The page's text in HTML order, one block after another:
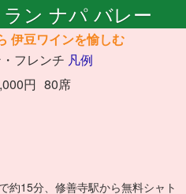
ン ナパ バレー
伊豆ワインを愉しむ
フレンチ 凡例
円 80席
約15分、修善寺駅から無料シャト